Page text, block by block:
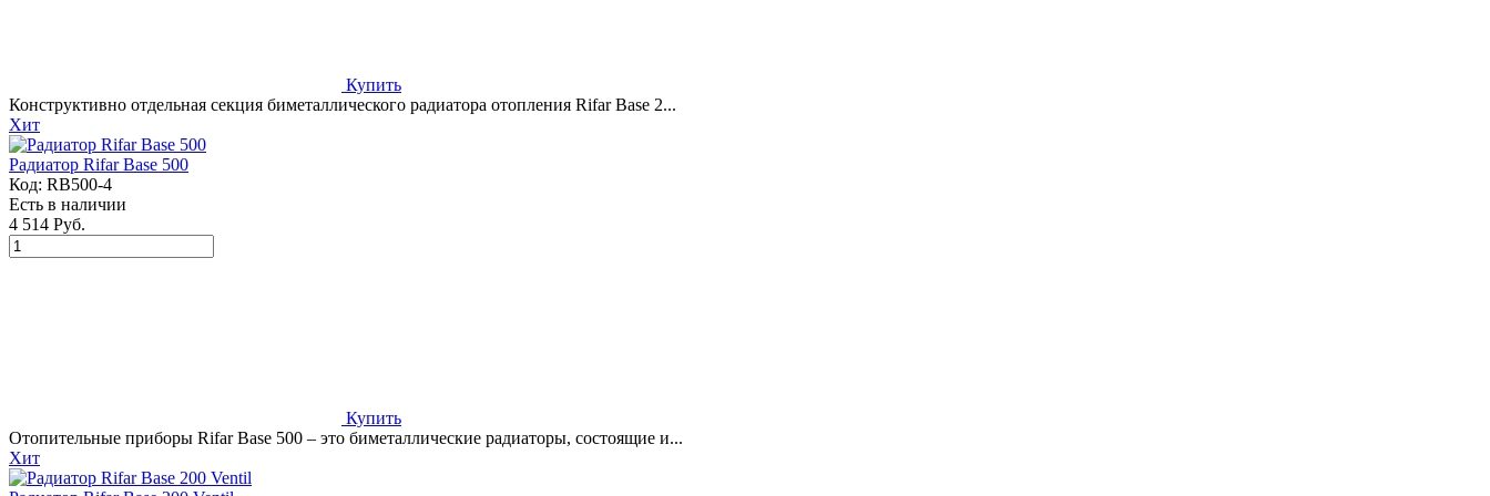
Купить
Конструктивно отдельная секция биметаллического радиатора отопления Rifar Base 2...
Хит
Радиатор Rifar Base 500
Код: RB500-4
Есть в наличии
4 514 Руб.
Купить
Отопительные приборы Rifar Base 500 – это биметаллические радиаторы, состоящие и...
Хит